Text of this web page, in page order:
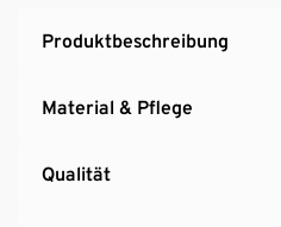
Produktbeschreibung
Material & Pflege
Qualität